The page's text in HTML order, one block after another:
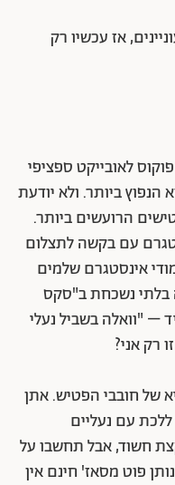
אז עכשיו רק
לאובייקט ספציפי
ביותר. ולא יודעת
הרועשים ביותר.
עם בקשה לתצלום
אינסטגרם שלמים
בלתי נשכחת ב"סקס
– "וואלה בשביל נעלי
רק אני?
של חובבי הפטיש. אתן
ללכת עם נעליים
חשוד, אבל תחשבו על
פוט מסאז' חינם אין